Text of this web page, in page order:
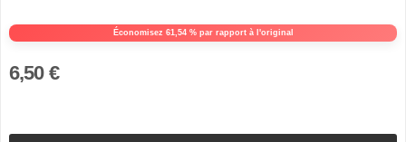
Économisez 61,54 % par rapport à l'original
6,50 €